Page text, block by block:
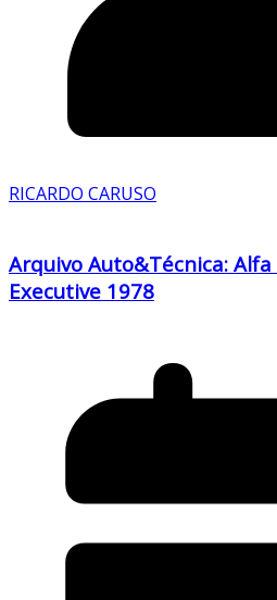
RICARDO CARUSO
Arquivo Auto&Técnica:
Executive 1978